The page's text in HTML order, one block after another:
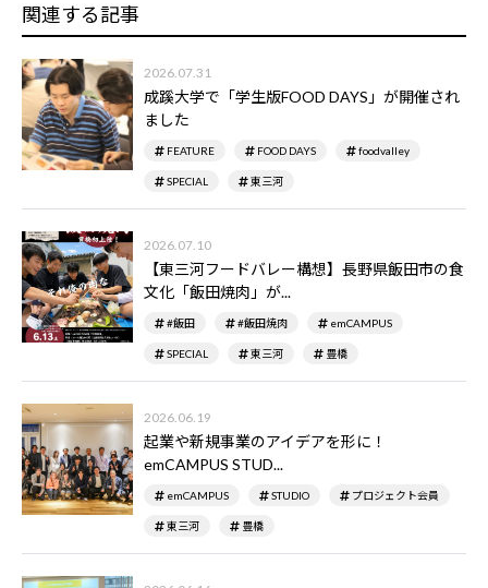
関連する記事
2026.07.31
成蹊大学で「学生版FOOD DAYS」が開催され
ました
FEATURE FOOD DAYS foodvalley
SPECIAL 東三河
2026.07.10
【東三河フードバレー構想】長野県飯田市の食
文化「飯田焼肉」が...
#飯田 #飯田焼肉 emCAMPUS
SPECIAL 東三河 豊橋
2026.06.19
起業や新規事業のアイデアを形に！
emCAMPUS STUD...
emCAMPUS STUDIO プロジェクト会員
東三河 豊橋